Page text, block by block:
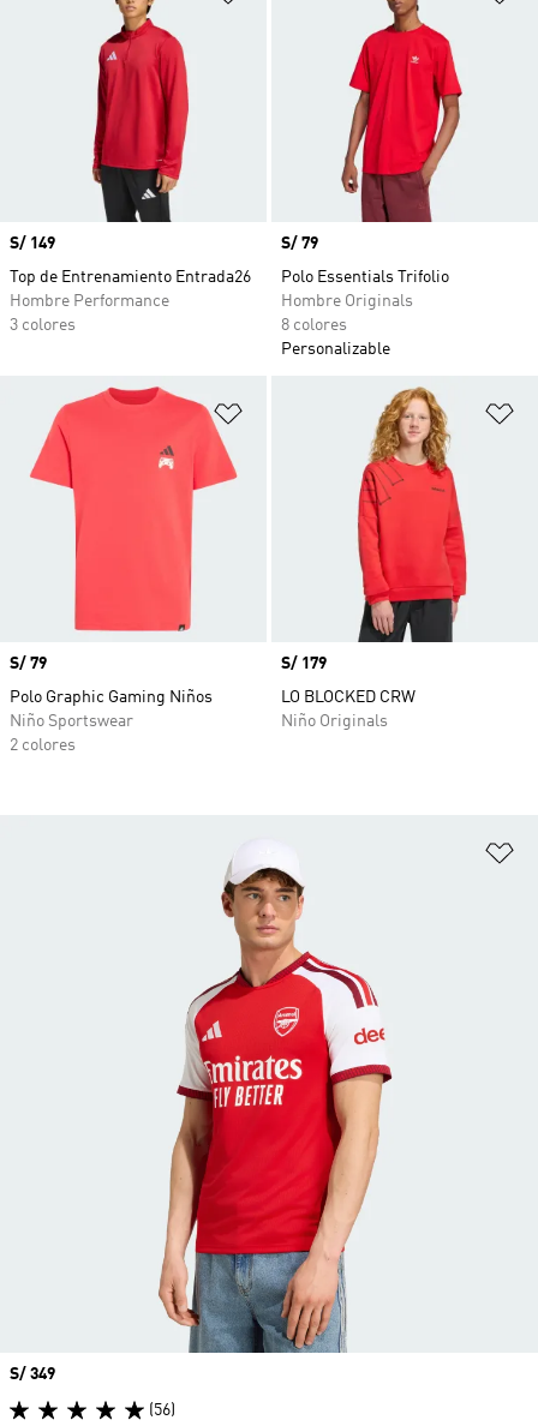
Precio
S/ 149
Top de Entrenamiento Entrada26
Hombre Performance
3 colores
Precio
S/ 79
Polo Essentials Trifolio
Hombre Originals
8 colores
Personalizable
Añadir a la lista de deseos
Precio
S/ 79
Polo Graphic Gaming Niños
Niño Sportswear
2 colores
Precio
S/ 179
LO BLOCKED CRW
Niño Originals
Precio
S/ 349
(56)